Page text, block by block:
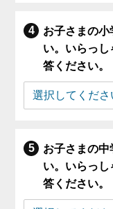
お子さまの小
い。いらっし
答ください。
お子さまの中
い。いらっし
答ください。